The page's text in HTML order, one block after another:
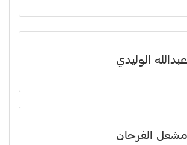
عبدالله الوليدي
مشعل الفرحان